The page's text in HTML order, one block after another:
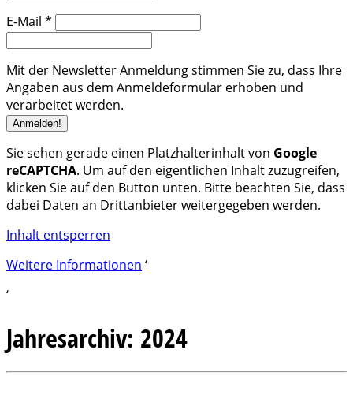
E-Mail *
Mit der Newsletter Anmeldung stimmen Sie zu, dass Ihre
Angaben aus dem Anmeldeformular erhoben und
verarbeitet werden.
Sie sehen gerade einen Platzhalterinhalt von Google
reCAPTCHA. Um auf den eigentlichen Inhalt zuzugreifen,
klicken Sie auf den Button unten. Bitte beachten Sie, dass
dabei Daten an Drittanbieter weitergegeben werden.
Inhalt entsperren
Weitere Informationen ‘
‘
Jahresarchiv: 2024